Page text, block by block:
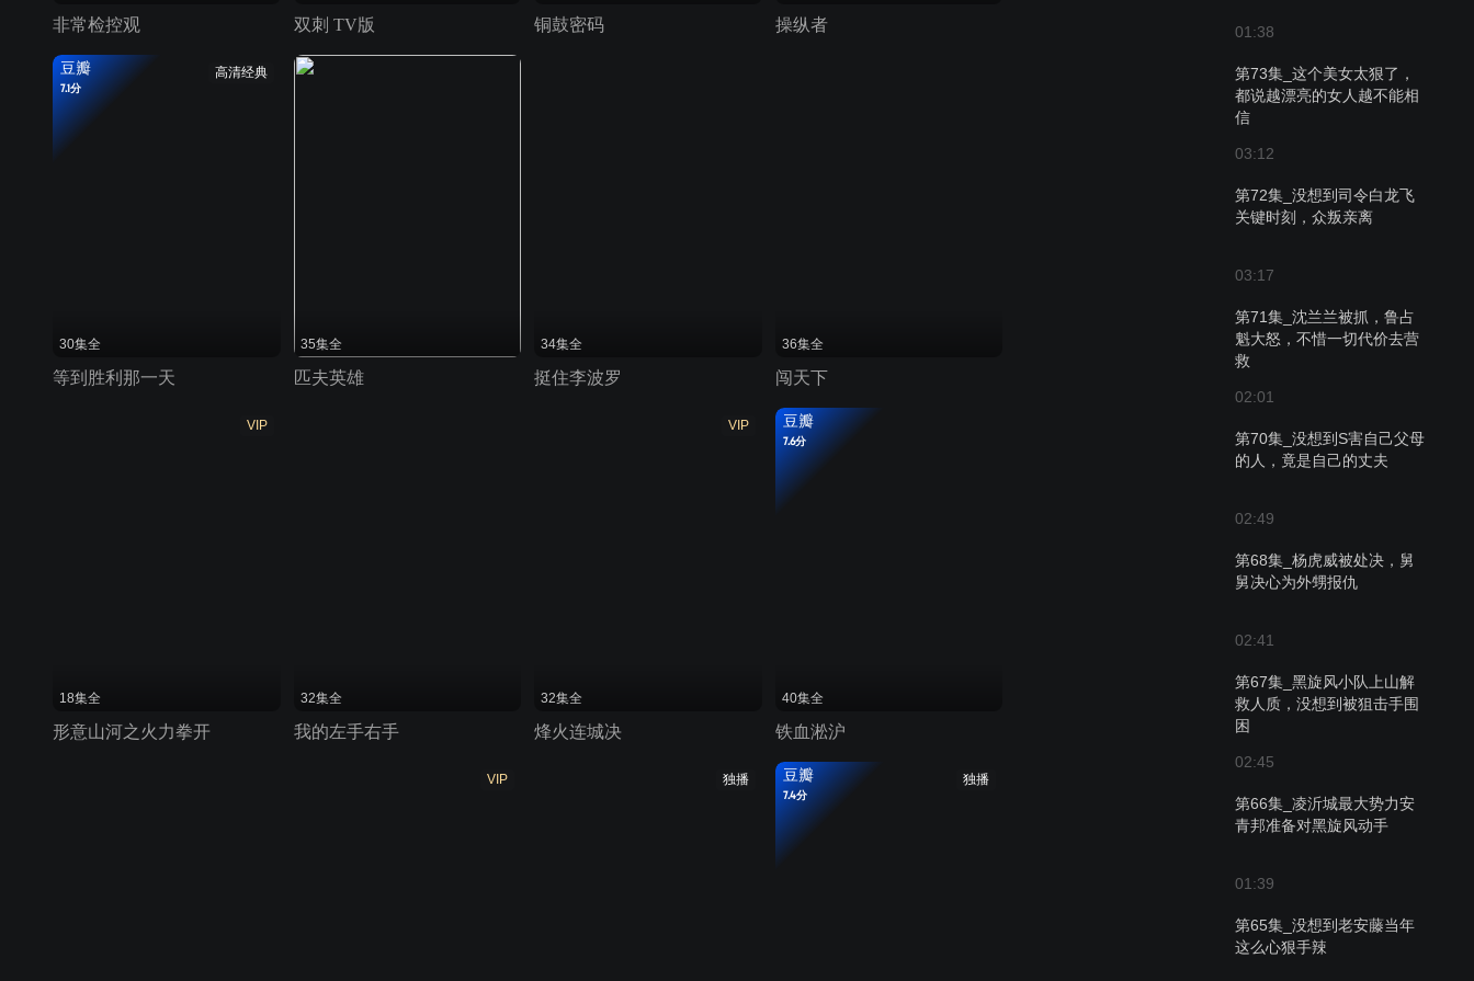
01:38
第73集_这个美女太狠了，
都说越漂亮的女人越不能相
信
03:12
第72集_没想到司令白龙飞
关键时刻，众叛亲离
03:17
第71集_沈兰兰被抓，鲁占
魁大怒，不惜一切代价去营
救
02:01
第70集_没想到S害自己父母
的人，竟是自己的丈夫
02:49
第68集_杨虎威被处决，舅
舅决心为外甥报仇
02:41
第67集_黑旋风小队上山解
救人质，没想到被狙击手围
困
02:45
第66集_凌沂城最大势力安
青邦准备对黑旋风动手
01:39
第65集_没想到老安藤当年
这么心狠手辣
非常检控观 双刺 TV版 铜鼓密码 操纵者
高清经典
豆瓣
7.1分
30集全
等到胜利那一天
35集全
匹夫英雄
34集全
挺住李波罗
36集全
闯天下
VIP
18集全
形意山河之火力拳开
32集全
我的左手右手
VIP
32集全
烽火连城决
豆瓣
7.6分
40集全
铁血淞沪
VIP 独播 独播
豆瓣
7.4分